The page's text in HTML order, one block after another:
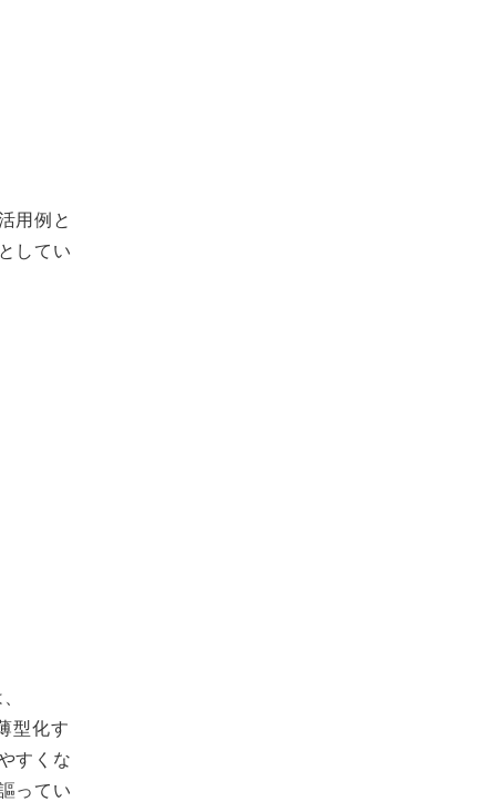
用例と
してい
型化す
すくな
ってい